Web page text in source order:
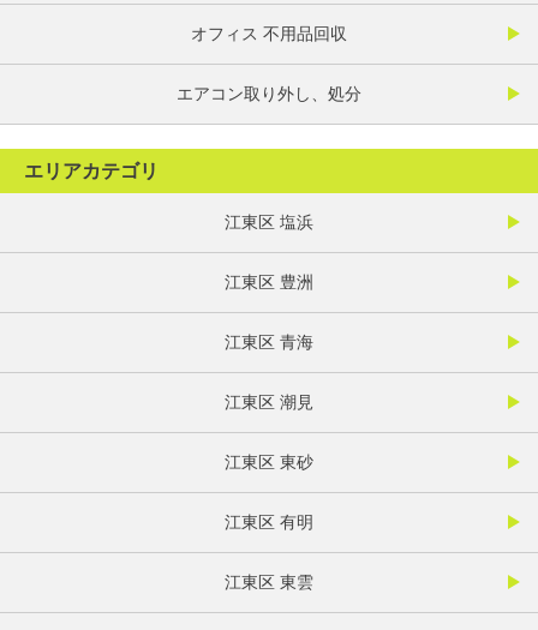
オフィス 不用品回収
エアコン取り外し、処分
エリアカテゴリ
江東区 塩浜
江東区 豊洲
江東区 青海
江東区 潮見
江東区 東砂
江東区 有明
江東区 東雲